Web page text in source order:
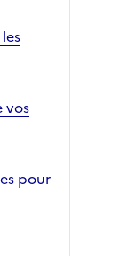
vos
pour